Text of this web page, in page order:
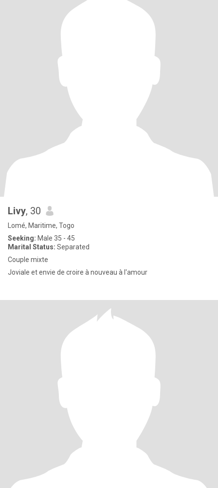
Livy, 30
Lomé, Maritime, Togo
Seeking: Male 35 - 45
Marital Status: Separated
Couple mixte
Joviale et envie de croire à nouveau à l'amour